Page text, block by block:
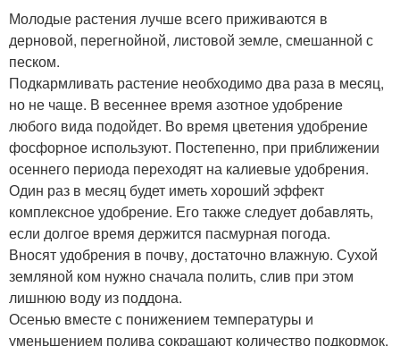
Молодые растения лучше всего приживаются в
дерновой, перегнойной, листовой земле, смешанной с
песком.
Подкармливать растение необходимо два раза в месяц,
но не чаще. В весеннее время азотное удобрение
любого вида подойдет. Во время цветения удобрение
фосфорное используют. Постепенно, при приближении
осеннего периода переходят на калиевые удобрения.
Один раз в месяц будет иметь хороший эффект
комплексное удобрение. Его также следует добавлять,
если долгое время держится пасмурная погода.
Вносят удобрения в почву, достаточно влажную. Сухой
земляной ком нужно сначала полить, слив при этом
лишнюю воду из поддона.
Осенью вместе с понижением температуры и
уменьшением полива сокращают количество подкормок.